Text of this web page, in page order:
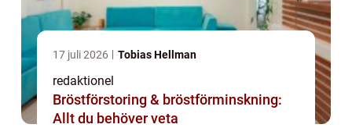
17 juli 2026 Tobias Hellman
redaktionel
Bröstförstoring & bröstförminskning:
Allt du behöver veta